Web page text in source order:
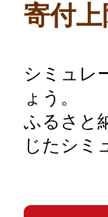
寄付
シミュレ
ょう。
ふるさと
じたシミ